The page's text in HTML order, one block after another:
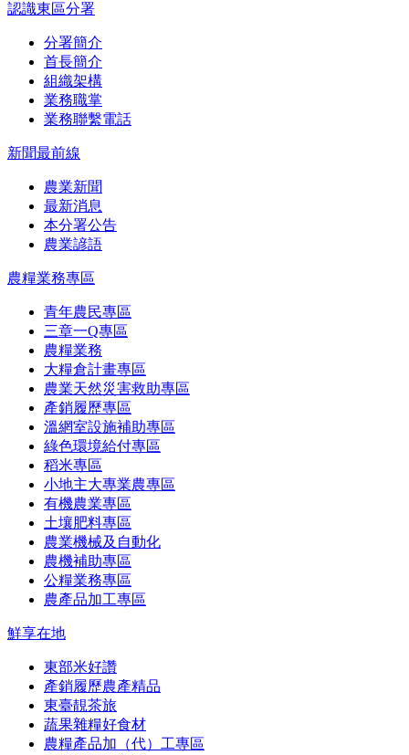
認識東區分署
分署簡介
首長簡介
組織架構
業務職掌
業務聯繫電話
新聞最前線
農業新聞
最新消息
本分署公告
農業諺語
農糧業務專區
青年農民專區
三章一Q專區
農糧業務
大糧倉計畫專區
農業天然災害救助專區
產銷履歷專區
溫網室設施補助專區
綠色環境給付專區
稻米專區
小地主大專業農專區
有機農業專區
土壤肥料專區
農業機械及自動化
農機補助專區
公糧業務專區
農產品加工專區
鮮享在地
東部米好讚
產銷履歷農產精品
東臺靚茶旅
蔬果雜糧好食材
農糧產品加（代）工專區